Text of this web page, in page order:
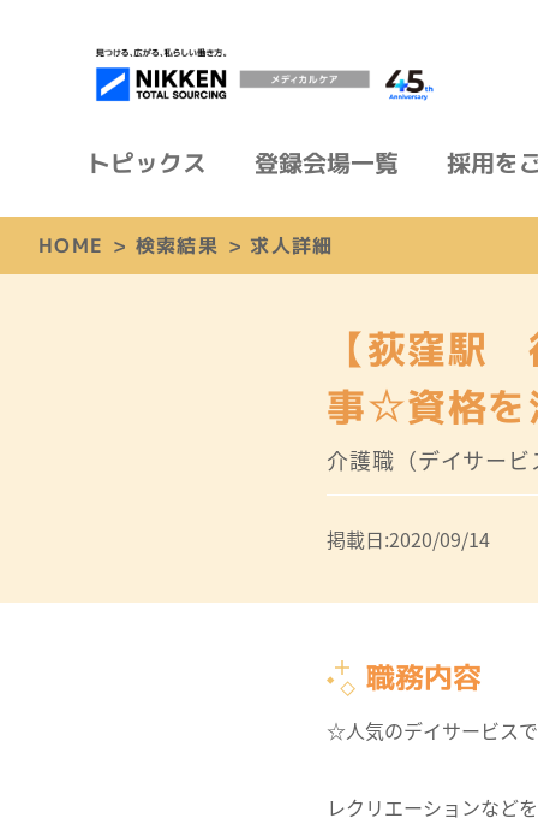
トピックス 登録会場一覧 採用を
HOME > 検索結果 > 求人詳細
【荻窪駅
事☆資格を
介護職（デイサー
掲載日:2020/09/14
職務内容
☆人気のデイサービス
レクリエーションなど